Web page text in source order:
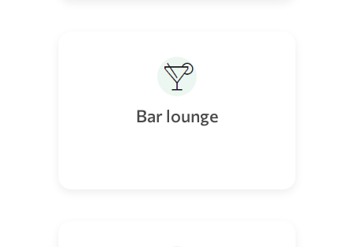
Bar lounge